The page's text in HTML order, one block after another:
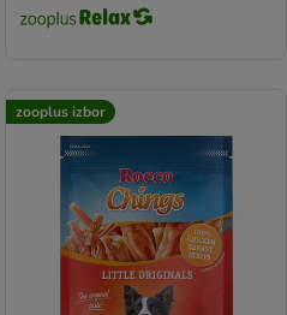
zooplus izbor